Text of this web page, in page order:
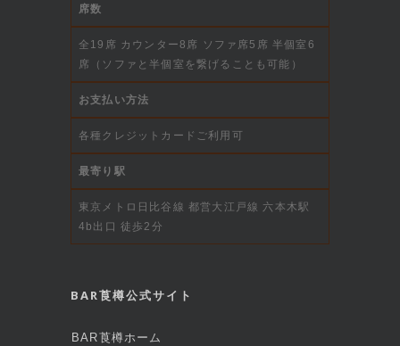
席数
全19席 カウンター8席 ソファ席5席 半個室6
席（ソファと半個室を繋げることも可能）
お支払い方法
各種クレジットカードご利用可
最寄り駅
東京メトロ日比谷線 都営大江戸線 六本木駅
4b出口 徒歩2分
BAR莨樽公式サイト
BAR莨樽ホーム